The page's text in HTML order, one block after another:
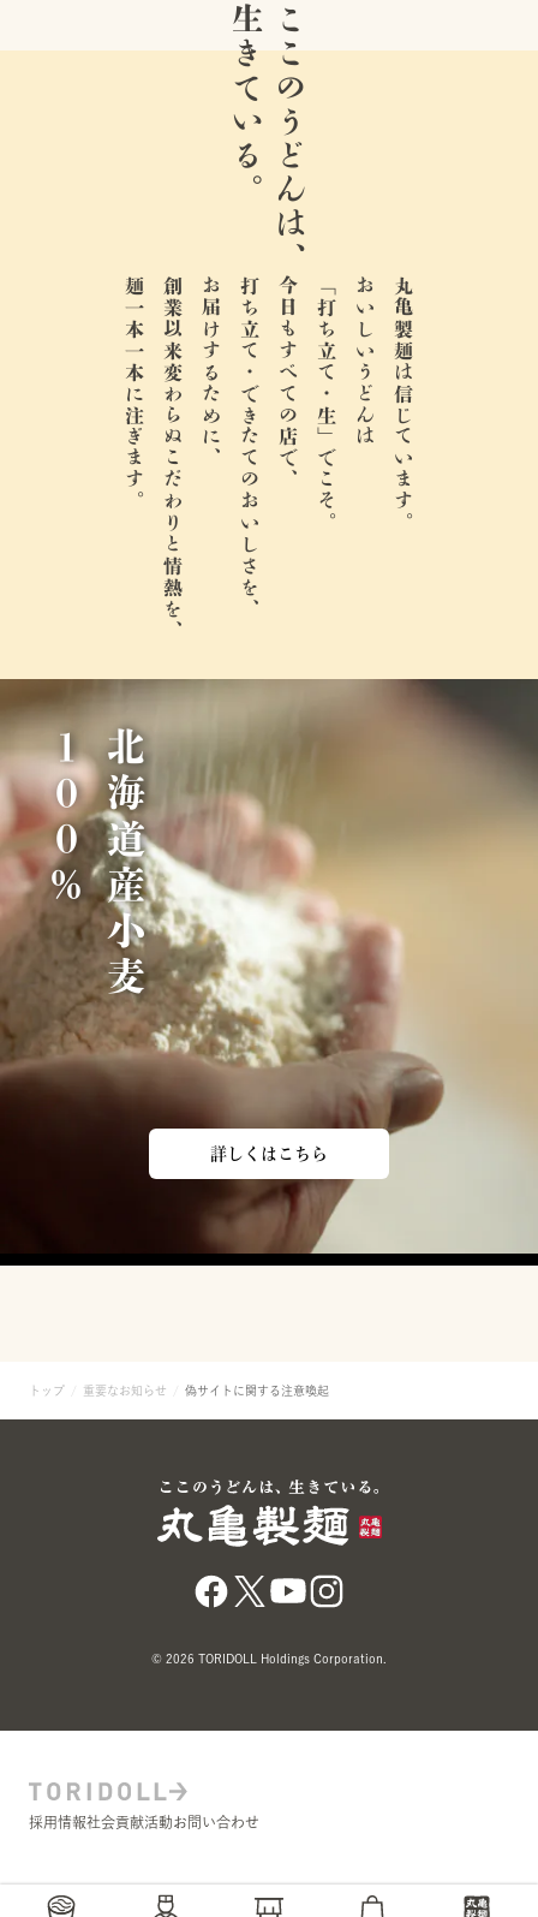
ここのうどんは、
生きている。
丸亀製麺は信じています。
おいしいうどんは
「打ち立て・生」でこそ。
今日もすべての店で、
打ち立て・できたてのおいしさを、
お届けするために、
創業以来変わらぬこだわりと情熱を、
麺一本一本に注ぎます。
北
海
道
産
小
麦
1
0
0
％
詳しくはこちら
トップ 重要なお知らせ 偽サイトに関する注意喚起
© 2026 TORIDOLL Holdings Corporation.
採用情報社会貢献活動お問い合わせ